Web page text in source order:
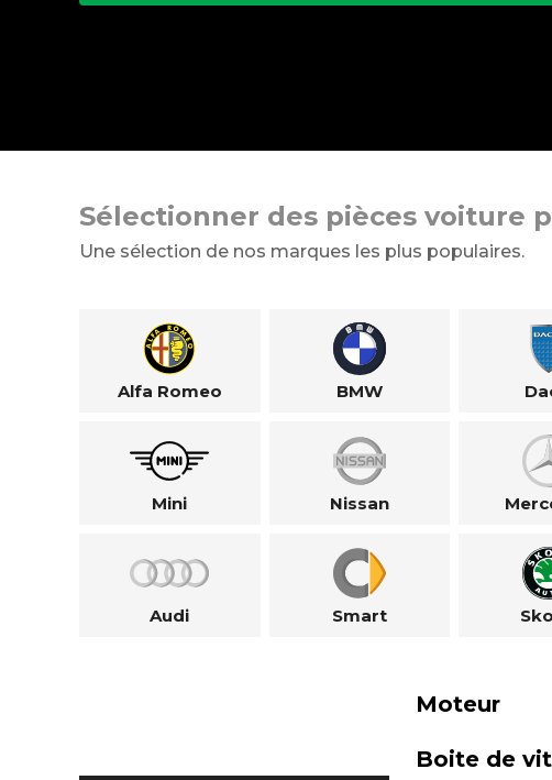
Sélectionner des pièces voiture
Une sélection de nos marques les plus populaires.
Alfa Romeo BMW
Mini Nissan
Audi Smart
Moteur
Boite de